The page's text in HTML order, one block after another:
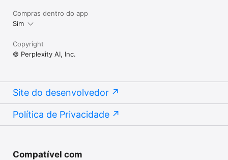
Compras dentro do app
Sim
Copyright
© Perplexity AI, Inc.
Site do desenvolvedor
Política de Privacidade
Compatível com